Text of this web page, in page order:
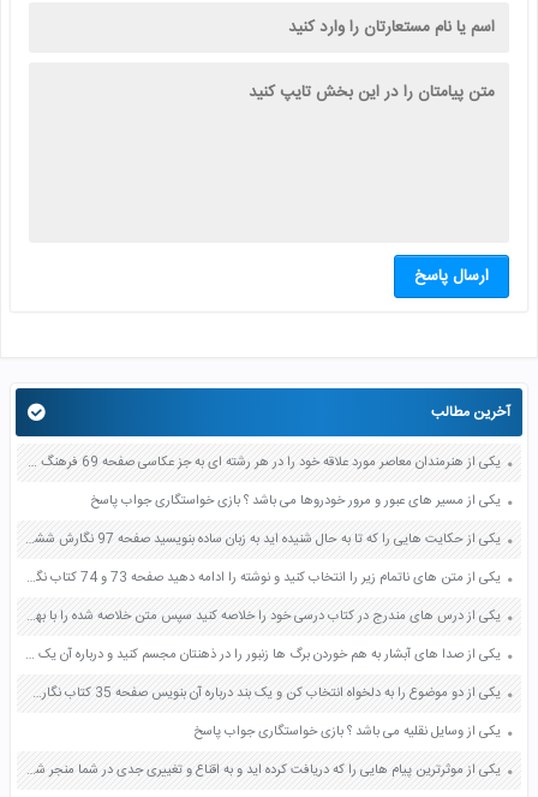
ارسال پاسخ
آخرین مطالب
یکی از هنرمندان معاصر مورد علاقه خود را در هر رشته ای به جز عکاسی صفحه 69 فرهنگ و هنر نهم
یکی از مسیر های عبور و مرور خودروها می باشد ؟ بازی خواستگاری جواب پاسخ
یکی از حکایت هایی را که تا به حال شنیده اید به زبان ساده بنویسید صفحه 97 نگارش ششم دبستان
یکی از متن های ناتمام زیر را انتخاب کنید و نوشته را ادامه دهید صفحه 73 و 74 کتاب نگارش فارسی پنجم دبستان
یکی از درس های مندرج در کتاب درسی خود را خلاصه کنید سپس متن خلاصه شده را با بهره گیری از روش های دسته بندی نمودار جدول نقشه مفهومی نشان دهید صفحه 118 نگارش یازدهم
یکی از صدا های آبشار به هم خوردن برگ ها زنبور را در ذهنتان مجسم کنید و درباره آن یک بند بنویسید صفحه 11 نگارش پنجم
یکی از دو موضوع را به دلخواه انتخاب کن و یک بند درباره آن بنویس صفحه 35 کتاب نگارش فارسی سوم
یکی از وسایل نقلیه می باشد ؟ بازی خواستگاری جواب پاسخ
یکی از موثرترین پیام هایی را که دریافت کرده اید و به اقناع و تغییری جدی در شما منجر شده است برسی کنید و علت این تاثیر گذاری قابل توجه را بنویسید صفحه 52 تفکر و سواد رسانه ای دهم